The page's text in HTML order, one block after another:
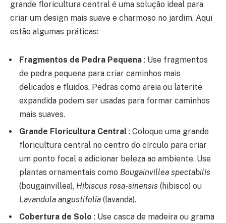
grande floricultura central é uma solução ideal para
criar um design mais suave e charmoso no jardim. Aqui
estão algumas práticas:
Fragmentos de Pedra Pequena : Use fragmentos
de pedra pequena para criar caminhos mais
delicados e fluidos. Pedras como areia ou laterite
expandida podem ser usadas para formar caminhos
mais suaves.
Grande Floricultura Central : Coloque uma grande
floricultura central no centro do círculo para criar
um ponto focal e adicionar beleza ao ambiente. Use
plantas ornamentais como Bougainvillea spectabilis
(bougainvillea), Hibiscus rosa-sinensis (hibisco) ou
Lavandula angustifolia (lavanda).
Cobertura de Solo : Use casca de madeira ou grama